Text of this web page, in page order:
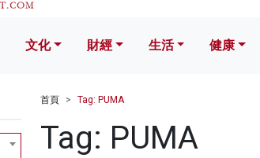
文化 財經 生活 健康
首頁 Tag: PUMA
Tag: PUMA